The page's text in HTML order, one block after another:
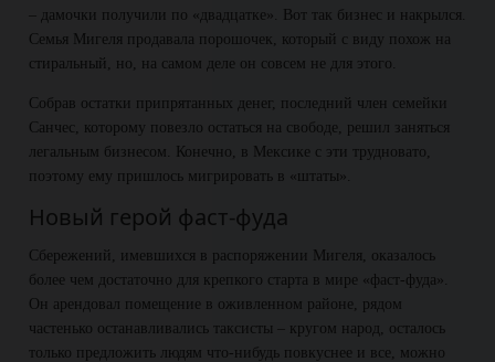
– дамочки получили по «двадцатке». Вот так бизнес и накрылся.
Семья Мигеля продавала порошочек, который с виду похож на
стиральный, но, на самом деле он совсем не для этого.
Собрав остатки припрятанных денег, последний член семейки
Санчес, которому повезло остаться на свободе, решил заняться
легальным бизнесом. Конечно, в Мексике с эти трудновато,
поэтому ему пришлось мигрировать в «штаты».
Новый герой фаст-фуда
Сбережений, имевшихся в распоряжении Мигеля, оказалось
более чем достаточно для крепкого старта в мире «фаст-фуда».
Он арендовал помещение в оживленном районе, рядом
частенько останавливались таксисты – кругом народ, осталось
только предложить людям что-нибудь повкуснее и все, можно